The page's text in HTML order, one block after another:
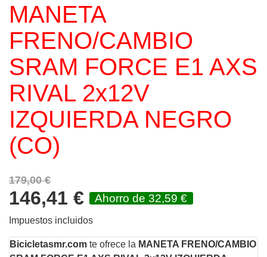
MANETA
FRENO/CAMBIO
SRAM FORCE E1 AXS
RIVAL 2x12V
IZQUIERDA NEGRO
(CO)
179,00 €
146,41 € Ahorro de 32,59 €
Impuestos incluidos
Bicicletasmr.com te ofrece la MANETA FRENO/CAMBIO